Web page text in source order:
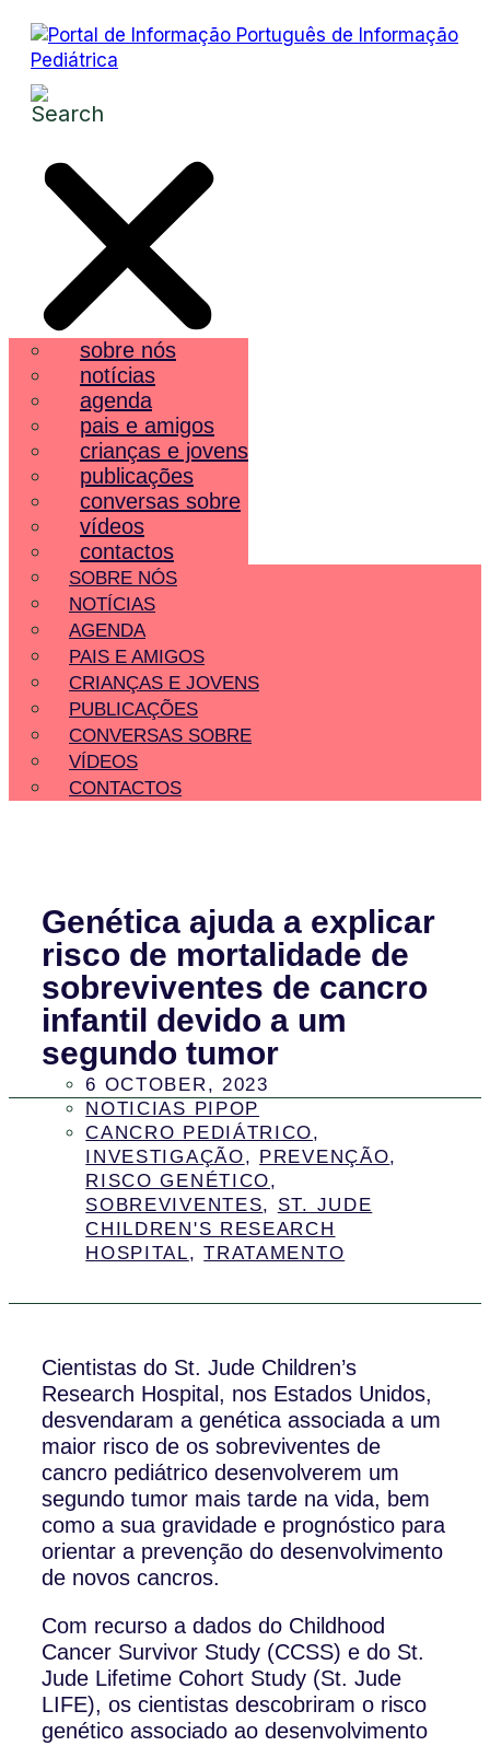
sobre nós
notícias
agenda
pais e amigos
crianças e jovens
publicações
conversas sobre
vídeos
contactos
SOBRE NÓS
NOTÍCIAS
AGENDA
PAIS E AMIGOS
CRIANÇAS E JOVENS
PUBLICAÇÕES
CONVERSAS SOBRE
VÍDEOS
CONTACTOS
Genética ajuda a explicar
risco de mortalidade de
sobreviventes de cancro
infantil devido a um
segundo tumor
6 OCTOBER, 2023
NOTICIAS PIPOP
CANCRO PEDIÁTRICO,
INVESTIGAÇÃO, PREVENÇÃO,
RISCO GENÉTICO,
SOBREVIVENTES, ST. JUDE
CHILDREN'S RESEARCH
HOSPITAL,TRATAMENTO
Cientistas do St. Jude Children’s
Research Hospital, nos Estados Unidos,
desvendaram a genética associada a um
maior risco de os sobreviventes de
cancro pediátrico desenvolverem um
segundo tumor mais tarde na vida, bem
como a sua gravidade e prognóstico para
orientar a prevenção do desenvolvimento
de novos cancros.
Com recurso a dados do Childhood
Cancer Survivor Study (CCSS) e do St.
Jude Lifetime Cohort Study (St. Jude
LIFE), os cientistas descobriram o risco
genético associado ao desenvolvimento